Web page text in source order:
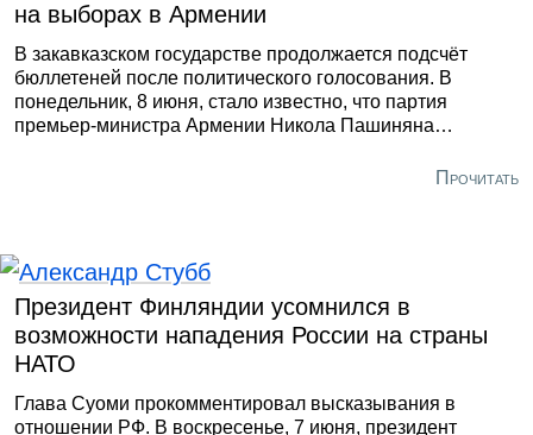
на выборах в Армении
В закавказском государстве продолжается подсчёт
бюллетеней после политического голосования. В
понедельник, 8 июня, стало известно, что партия
премьер-министра Армении Никола Пашиняна
обработки 94% бланков на парламентских выборах. Об
Прочитать
Президент Финляндии усомнился в
возможности нападения России на страны
НАТО
Глава Суоми прокомментировал высказывания в
отношении РФ. В воскресенье, 7 июня, президент